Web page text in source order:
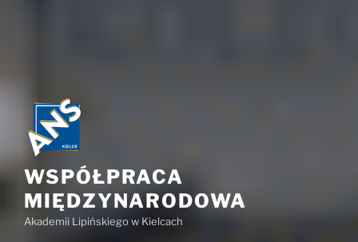
WSPÓŁPRACA
MIĘDZYNARODOWA
Akademii Lipińskiego w Kielcach